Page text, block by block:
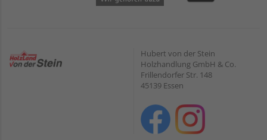
Hubert von der Stein
Holzhandlung GmbH & Co.
Frillendorfer Str. 148
45139 Essen